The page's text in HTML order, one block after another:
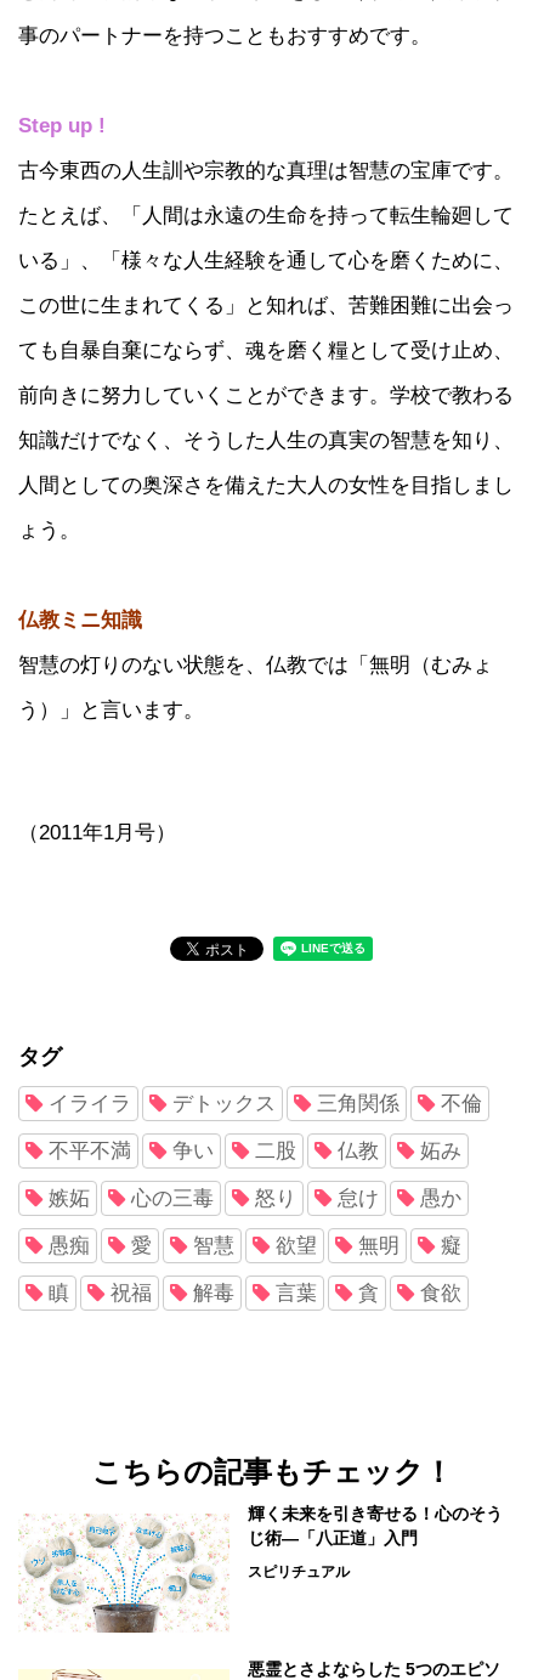
事のパートナーを持つこともおすすめです。
Step up !
古今東西の人生訓や宗教的な真理は智慧の宝庫です。
たとえば、「人間は永遠の生命を持って転生輪廻して
いる」、「様々な人生経験を通して心を磨くために、
この世に生まれてくる」と知れば、苦難困難に出会っ
ても自暴自棄にならず、魂を磨く糧として受け止め、
前向きに努力していくことができます。学校で教わる
知識だけでなく、そうした人生の真実の智慧を知り、
人間としての奥深さを備えた大人の女性を目指しまし
ょう。
仏教ミニ知識
智慧の灯りのない状態を、仏教では「無明（むみょ
う）」と言います。
（2011年1月号）
タグ
イライラ デトックス 三角関係 不倫
不平不満 争い 二股 仏教 妬み
嫉妬 心の三毒 怒り 怠け 愚か
愚痴 愛 智慧 欲望 無明 癡
瞋 祝福 解毒 言葉 貪 食欲
こちらの記事もチェック！
輝く未来を引き寄せる！心のそう
じ術―「八正道」入門
スピリチュアル
悪霊とさよならした 5つのエピソ